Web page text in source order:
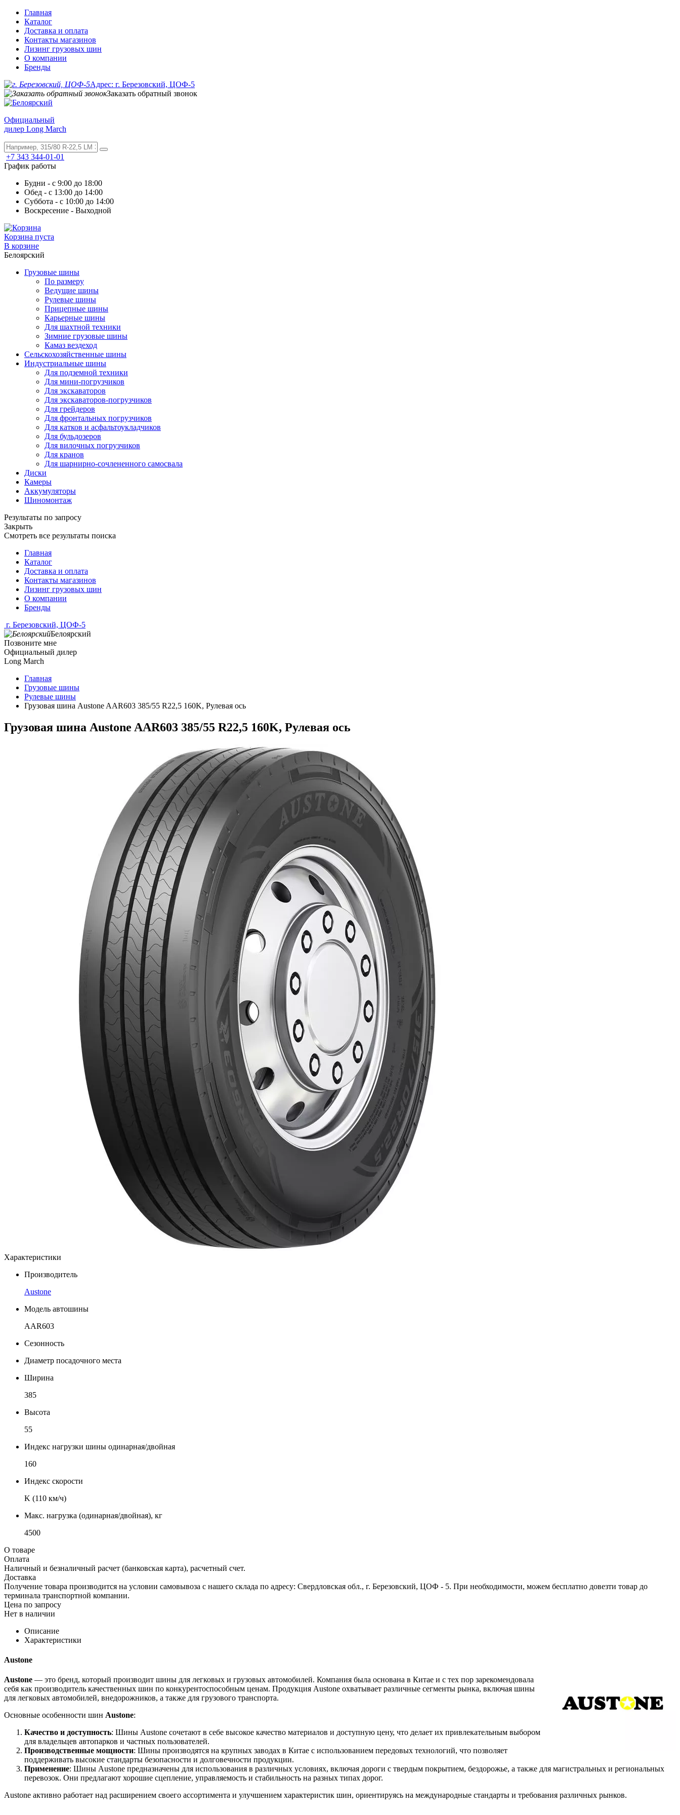
Главная
Каталог
Доставка и оплата
Контакты магазинов
Лизинг грузовых шин
О компании
Бренды
Адрес: г. Березовский, ЦОФ-5
Заказать обратный звонок
Официальный
дилер Long March
+7 343 344-01-01
График работы
Будни - с 9:00 до 18:00
Обед - с 13:00 до 14:00
Суббота - с 10:00 до 14:00
Воскресение - Выходной
Корзина пуста
В корзине
Белоярский
Грузовые шины
По размеру
Ведущие шины
Рулевые шины
Прицепные шины
Карьерные шины
Для шахтной техники
Зимние грузовые шины
Камаз вездеход
Сельскохозяйственные шины
Индустриальные шины
Для подземной техники
Для мини-погрузчиков
Для экскаваторов
Для экскаваторов-погрузчиков
Для грейдеров
Для фронтальных погрузчиков
Для катков и асфальтоукладчиков
Для бульдозеров
Для вилочных погрузчиков
Для кранов
Для шарнирно-сочлененного самосвала
Диски
Камеры
Аккумуляторы
Шиномонтаж
Результаты по запросу
Закрыть
Смотреть все результаты поиска
Главная
Каталог
Доставка и оплата
Контакты магазинов
Лизинг грузовых шин
О компании
Бренды
г. Березовский, ЦОФ-5
Белоярский
Позвоните мне
Официальный дилер
Long March
Главная
Грузовые шины
Рулевые шины
Грузовая шина Austone AAR603 385/55 R22,5 160K, Рулевая ось
Грузовая шина Austone AAR603 385/55 R22,5 160K, Рулевая ось
Характеристики
Производитель
Austone
Модель автошины
AAR603
Сезонность
Диаметр посадочного места
Ширина
385
Высота
55
Индекс нагрузки шины одинарная/двойная
160
Индекс скорости
K (110 км/ч)
Макс. нагрузка (одинарная/двойная), кг
4500
О товаре
Оплата
Наличный и безналичный расчет (банковская карта), расчетный счет.
Доставка
Получение товара производится на условии самовывоза с нашего склада по адресу: Свердловская обл., г. Березовский, ЦОФ - 5. При необходимости, можем бесплатно довезти товар до
терминала транспортной компании.
Цена по запросу
Нет в наличии
Описание
Характеристики
Austone
Austone — это бренд, который производит шины для легковых и грузовых автомобилей. Компания была основана в Китае и с тех пор зарекомендовала
себя как производитель качественных шин по конкурентоспособным ценам. Продукция Austone охватывает различные сегменты рынка, включая шины
для легковых автомобилей, внедорожников, а также для грузового транспорта.
Основные особенности шин Austone:
Качество и доступность: Шины Austone сочетают в себе высокое качество материалов и доступную цену, что делает их привлекательным выбором
для владельцев автопарков и частных пользователей.
Производственные мощности: Шины производятся на крупных заводах в Китае с использованием передовых технологий, что позволяет
поддерживать высокие стандарты безопасности и долговечности продукции.
Применение: Шины Austone предназначены для использования в различных условиях, включая дороги с твердым покрытием, бездорожье, а также для магистральных и региональных
перевозок. Они предлагают хорошие сцепление, управляемость и стабильность на разных типах дорог.
Austone активно работает над расширением своего ассортимента и улучшением характеристик шин, ориентируясь на международные стандарты и требования различных рынков.